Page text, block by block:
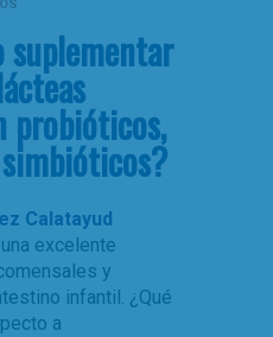
suplementar
probióticos,
Calatayud
excelente
y
infantil. ¿Qué
a